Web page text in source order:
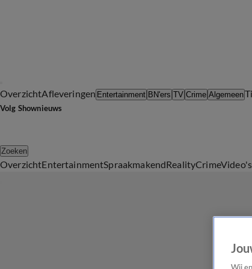
OverzichtAfleveringen Entertainment BN'ers TV Crime Algemeen
Volg Shownieuws
Zoeken
OverzichtEntertainmentSpraakmakendRealityCrimeVideo's